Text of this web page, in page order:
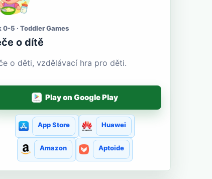
0-5 · Toddler Games
o dítě
o děti, vzdělávací hra pro děti.
Play on Google Play
App Store Huawei
Amazon Aptoide